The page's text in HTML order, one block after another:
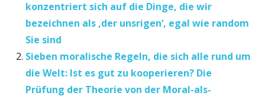
konzentriert sich auf die Dinge, die wir
bezeichnen als ‚der unsrigen‘, egal wie random
Sie sind
Sieben moralische Regeln, die sich alle rund um
die Welt: Ist es gut zu kooperieren? Die
Prüfung der Theorie von der Moral-als-